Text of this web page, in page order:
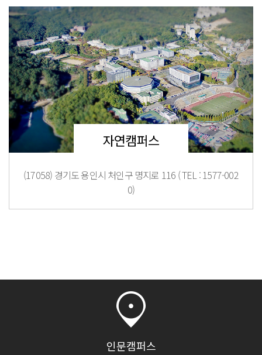
자연캠퍼스
(17058) 경기도 용인시 처인구 명지로 116 ( TEL : 1577-002
0)
인문캠퍼스